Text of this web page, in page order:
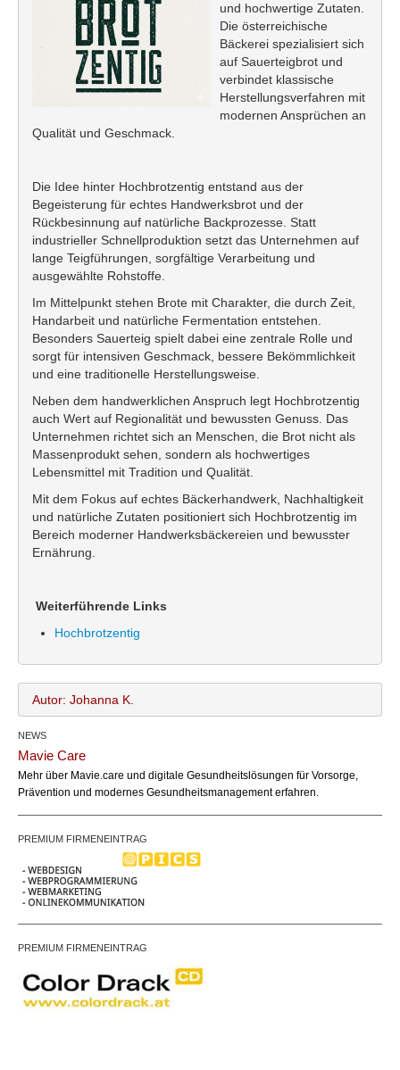
und hochwertige Zutaten.
Die österreichische
Bäckerei spezialisiert sich
auf Sauerteigbrot und
verbindet klassische
Herstellungsverfahren mit
modernen Ansprüchen an
Qualität und Geschmack.
Die Idee hinter Hochbrotzentig entstand aus der
Begeisterung für echtes Handwerksbrot und der
Rückbesinnung auf natürliche Backprozesse. Statt
industrieller Schnellproduktion setzt das Unternehmen auf
lange Teigführungen, sorgfältige Verarbeitung und
ausgewählte Rohstoffe.
Im Mittelpunkt stehen Brote mit Charakter, die durch Zeit,
Handarbeit und natürliche Fermentation entstehen.
Besonders Sauerteig spielt dabei eine zentrale Rolle und
sorgt für intensiven Geschmack, bessere Bekömmlichkeit
und eine traditionelle Herstellungsweise.
Neben dem handwerklichen Anspruch legt Hochbrotzentig
auch Wert auf Regionalität und bewussten Genuss. Das
Unternehmen richtet sich an Menschen, die Brot nicht als
Massenprodukt sehen, sondern als hochwertiges
Lebensmittel mit Tradition und Qualität.
Mit dem Fokus auf echtes Bäckerhandwerk, Nachhaltigkeit
und natürliche Zutaten positioniert sich Hochbrotzentig im
Bereich moderner Handwerksbäckereien und bewusster
Ernährung.
Weiterführende Links
Hochbrotzentig
Autor: Johanna K.
Webseite: https://www.hochbrotzentig.at/
NEWS
Mavie Care
Mehr über Mavie.care und digitale Gesundheitslösungen für Vorsorge,
Prävention und modernes Gesundheitsmanagement erfahren.
PREMIUM FIRMENEINTRAG
PREMIUM FIRMENEINTRAG